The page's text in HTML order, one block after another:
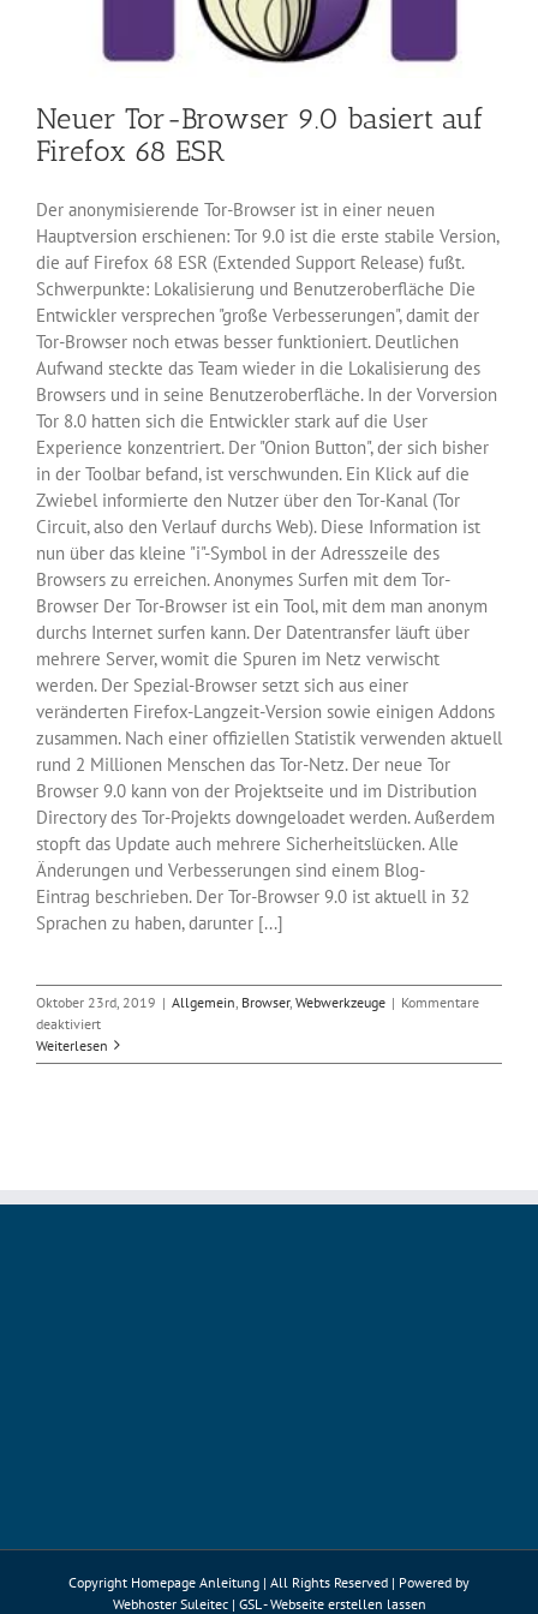
Neuer Tor-Browser 9.0 basiert auf
Firefox 68 ESR
Der anonymisierende Tor-Browser ist in einer neuen
Hauptversion erschienen: Tor 9.0 ist die erste stabile Version,
die auf Firefox 68 ESR (Extended Support Release) fußt.
Schwerpunkte: Lokalisierung und Benutzeroberfläche Die
Entwickler versprechen "große Verbesserungen", damit der
Tor-Browser noch etwas besser funktioniert. Deutlichen
Aufwand steckte das Team wieder in die Lokalisierung des
Browsers und in seine Benutzeroberfläche. In der Vorversion
Tor 8.0 hatten sich die Entwickler stark auf die User
Experience konzentriert. Der "Onion Button", der sich bisher
in der Toolbar befand, ist verschwunden. Ein Klick auf die
Zwiebel informierte den Nutzer über den Tor-Kanal (Tor
Circuit, also den Verlauf durchs Web). Diese Information ist
nun über das kleine "i"-Symbol in der Adresszeile des
Browsers zu erreichen. Anonymes Surfen mit dem Tor-
Browser Der Tor-Browser ist ein Tool, mit dem man anonym
durchs Internet surfen kann. Der Datentransfer läuft über
mehrere Server, womit die Spuren im Netz verwischt
werden. Der Spezial-Browser setzt sich aus einer
veränderten Firefox-Langzeit-Version sowie einigen Addons
zusammen. Nach einer offiziellen Statistik verwenden aktuell
rund 2 Millionen Menschen das Tor-Netz. Der neue Tor
Browser 9.0 kann von der Projektseite und im Distribution
Directory des Tor-Projekts downgeloadet werden. Außerdem
stopft das Update auch mehrere Sicherheitslücken. Alle
Änderungen und Verbesserungen sind einem Blog-
Eintrag beschrieben. Der Tor-Browser 9.0 ist aktuell in 32
Sprachen zu haben, darunter [...]
Oktober 23rd, 2019 | Allgemein Browser, Webwerkzeuge | Kommentare
deaktiviertfür
Neuer
Tor-
Weiterlesen
Copyright Homepage Anleitung | All Rights Reserved | Powered by
Webhoster Suleitec| GSL - Webseite erstellen lassen